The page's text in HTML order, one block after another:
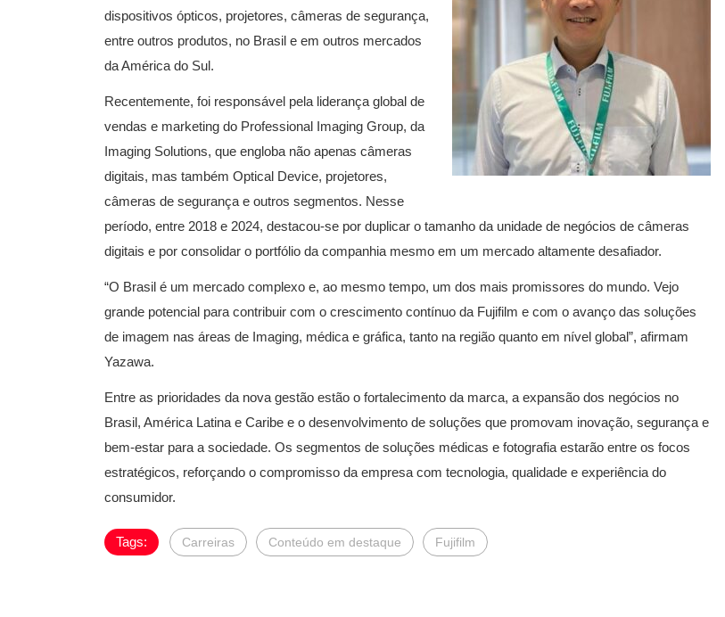
dispositivos ópticos, projetores, câmeras de segurança,
entre outros produtos, no Brasil e em outros mercados
da América do Sul.
Recentemente, foi responsável pela liderança global de
vendas e marketing do Professional Imaging Group, da
Imaging Solutions, que engloba não apenas câmeras
digitais, mas também Optical Device, projetores,
câmeras de segurança e outros segmentos. Nesse
período, entre 2018 e 2024, destacou-se por duplicar o tamanho da unidade de negócios de câmeras
digitais e por consolidar o portfólio da companhia mesmo em um mercado altamente desafiador.
“O Brasil é um mercado complexo e, ao mesmo tempo, um dos mais promissores do mundo. Vejo
grande potencial para contribuir com o crescimento contínuo da Fujifilm e com o avanço das soluções
de imagem nas áreas de Imaging, médica e gráfica, tanto na região quanto em nível global”, afirmam
Yazawa.
Entre as prioridades da nova gestão estão o fortalecimento da marca, a expansão dos negócios no
Brasil, América Latina e Caribe e o desenvolvimento de soluções que promovam inovação, segurança e
bem-estar para a sociedade. Os segmentos de soluções médicas e fotografia estarão entre os focos
estratégicos, reforçando o compromisso da empresa com tecnologia, qualidade e experiência do
consumidor.
Tags: Carreiras Conteúdo em destaque Fujifilm